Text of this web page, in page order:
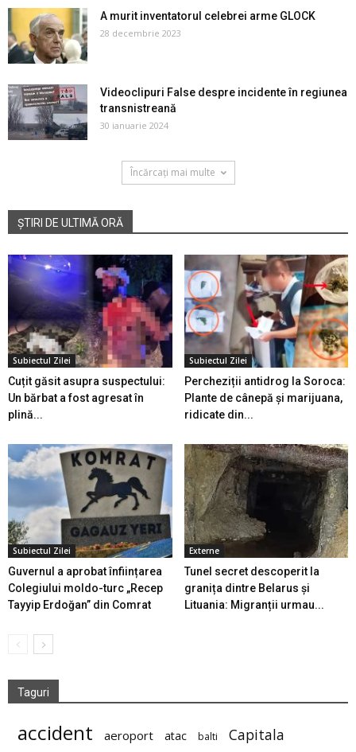
A murit inventatorul celebrei arme GLOCK
28 decembrie 2023
Videoclipuri False despre incidente în regiunea
transnistreană
30 ianuarie 2024
Încărcați mai multe
ȘTIRI DE ULTIMĂ ORĂ
Subiectul Zilei
Cuțit găsit asupra suspectului:
Un bărbat a fost agresat în
plină...
Subiectul Zilei
Percheziții antidrog la Soroca:
Plante de cânepă și marijuana,
ridicate din...
Subiectul Zilei
Guvernul a aprobat înființarea
Colegiului moldo-turc „Recep
Tayyip Erdoğan” din Comrat
Externe
Tunel secret descoperit la
granița dintre Belarus și
Lituania: Migranții urmau...
Taguri
accident aeroport atac balti Capitala